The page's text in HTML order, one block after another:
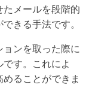
たメールを段階的
きる手法です。
ンを取った際に
です。これによ
ることができま